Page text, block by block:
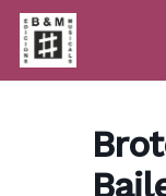
Skip
main
content